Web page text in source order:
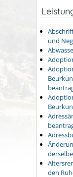
und
den